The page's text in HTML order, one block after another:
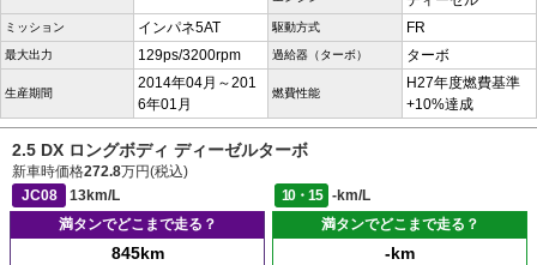
ミッション インパネ5AT 駆動方式 FR
最大出力 129ps/3200rpm 過給器（ターボ） ターボ
生産期間
2014年04月～201
6年01月
燃費性能
H27年度燃費基準
+10%達成
2.5 DX ロングボディ ディーゼルターボ
新車時価格272.8万円(税込)
JC08
13km/L 10・15
-km/L
満タンでどこまで走る？
845km
満タンでどこまで走る？
-km